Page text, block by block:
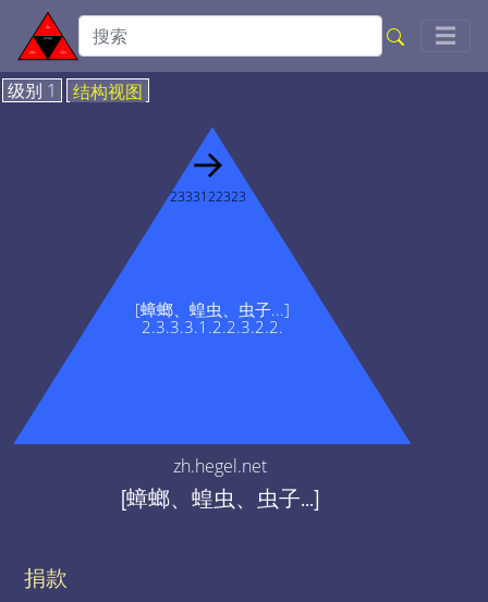
☰
级别 1 结构视图
[蟑螂、蝗虫、虫子...]
2.3.3.3.1.2.2.3.2.2.
→
2333122323
zh.hegel.net
[蟑螂、蝗虫、虫子...]
捐款